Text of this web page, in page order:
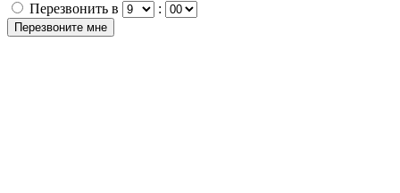
Перезвонить в
: